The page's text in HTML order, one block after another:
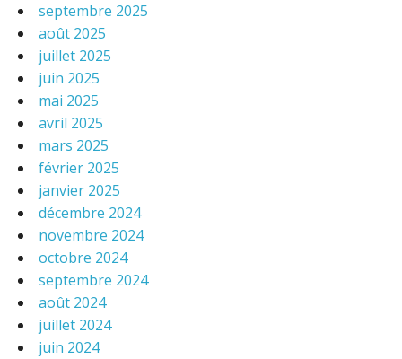
septembre 2025
août 2025
juillet 2025
juin 2025
mai 2025
avril 2025
mars 2025
février 2025
janvier 2025
décembre 2024
novembre 2024
octobre 2024
septembre 2024
août 2024
juillet 2024
juin 2024